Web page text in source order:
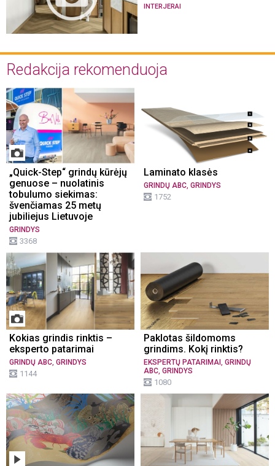
INTERJERAI
Redakcija rekomenduoja
„Quick-Step“ grindų kūrėjų
genuose – nuolatinis
tobulumo siekimas:
švenčiamas 25 metų
jubiliejus Lietuvoje
GRINDYS
3368
Laminato klasės
GRINDŲ ABC, GRINDYS
1752
Kokias grindis rinktis –
eksperto patarimai
GRINDŲ ABC GRINDYS
1144
Paklotas šildomoms
grindims. Kokį rinktis?
EKSPERTŲ PATARIMAI GRINDŲ
ABC GRINDYS
1080